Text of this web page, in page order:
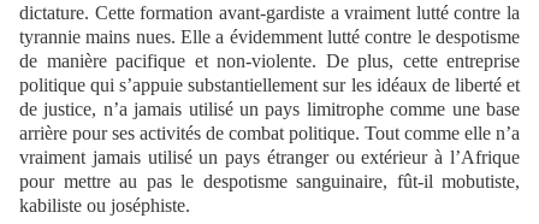
dictature. Cette formation avant-gardiste a vraiment lutté contre la
tyrannie mains nues. Elle a évidemment lutté contre le despotisme
de manière pacifique et non-violente. De plus, cette entreprise
politique qui s’appuie substantiellement sur les idéaux de liberté et
de justice, n’a jamais utilisé un pays limitrophe comme une base
arrière pour ses activités de combat politique. Tout comme elle n’a
vraiment jamais utilisé un pays étranger ou extérieur à l’Afrique
pour mettre au pas le despotisme sanguinaire, fût-il mobutiste,
kabiliste ou joséphiste.